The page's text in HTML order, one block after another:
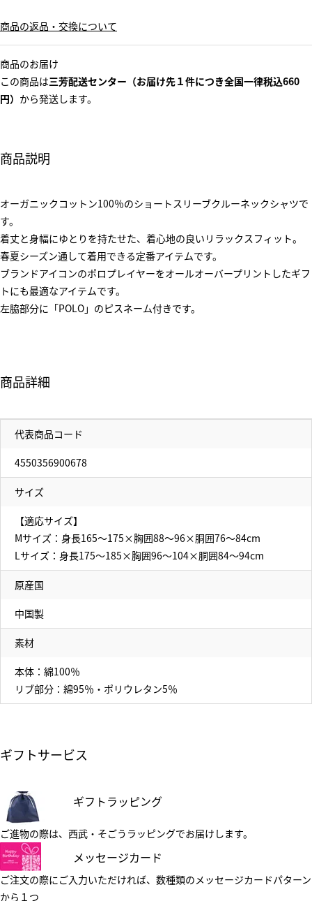
商品の返品・交換について
商品のお届け
この商品は三芳配送センター（お届け先１件につき全国一律税込660
円） から発送します。
商品説明
オーガニックコットン100％のショートスリーブクルーネックシャツで
す。
着丈と身幅にゆとりを持たせた、着心地の良いリラックスフィット。
春夏シーズン通して着用できる定番アイテムです。
ブランドアイコンのポロプレイヤーをオールオーバープリントしたギフ
トにも最適なアイテムです。
左脇部分に「POLO」のピスネーム付きです。
商品詳細
代表商品コード
4550356900678
サイズ
【適応サイズ】
Mサイズ：身長165～175×胸囲88～96×胴囲76～84cm
Lサイズ：身長175～185×胸囲96～104×胴囲84～94cm
原産国
中国製
素材
本体：綿100％
リブ部分：綿95％・ポリウレタン5％
ギフトサービス
ギフトラッピング
ご進物の際は、西武・そごうラッピングでお届けします。
メッセージカード
ご注文の際にご入力いただければ、数種類のメッセージカードパターン
から１つ